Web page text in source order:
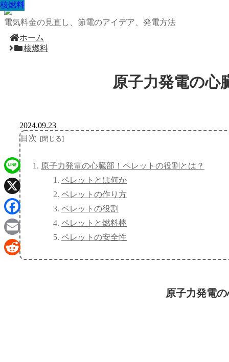
電気料金の見直し、節電のアイデア、発電方法
ホーム
核燃料
原子力発電の心
核燃料
2024.09.23
目次
原子力発電の心臓部！ペレットの役割とは？
ペレットとは何か
ペレットの作り方
ペレットの役割
ペレットと燃料棒
ペレットの安全性
原子力発電
核燃料
核燃料
核燃料
核燃料
核燃料
核燃料
核燃料
核燃料
Line
X
Facebook
Email